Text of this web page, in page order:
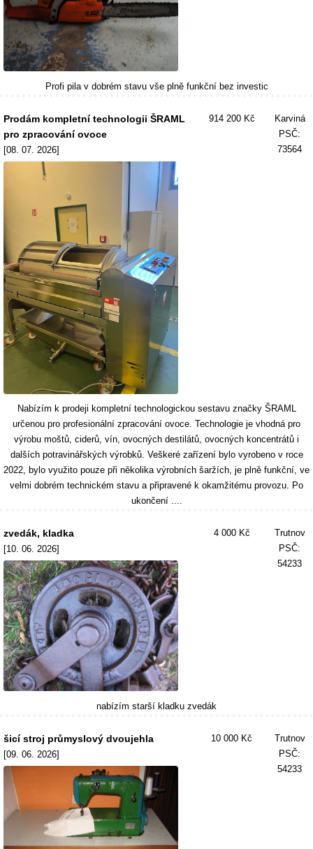
Profi pila v dobrém stavu vše plně funkční bez investic
Prodám kompletní technologii ŠRAML
pro zpracování ovoce
[08. 07. 2026]
914 200 Kč
Karviná
PSČ:
73564
Nabízím k prodeji kompletní technologickou sestavu značky ŠRAML
určenou pro profesionální zpracování ovoce. Technologie je vhodná pro
výrobu moštů, ciderů, vín, ovocných destilátů, ovocných koncentrátů i
dalších potravinářských výrobků. Veškeré zařízení bylo vyrobeno v roce
2022, bylo využito pouze při několika výrobních šaržích, je plně funkční, ve
velmi dobrém technickém stavu a připravené k okamžitému provozu. Po
ukončení ....
zvedák, kladka
[10. 06. 2026]
4 000 Kč
Trutnov
PSČ:
54233
nabízím starší kladku zvedák
šicí stroj průmyslový dvoujehla
[09. 06. 2026]
10 000 Kč
Trutnov
PSČ:
54233